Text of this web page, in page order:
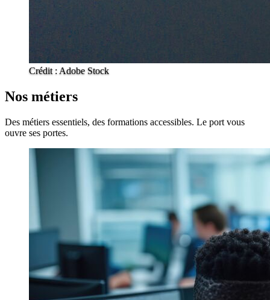
Crédit : Adobe Stock
Nos métiers
Des métiers essentiels, des formations accessibles. Le port vous
ouvre ses portes.